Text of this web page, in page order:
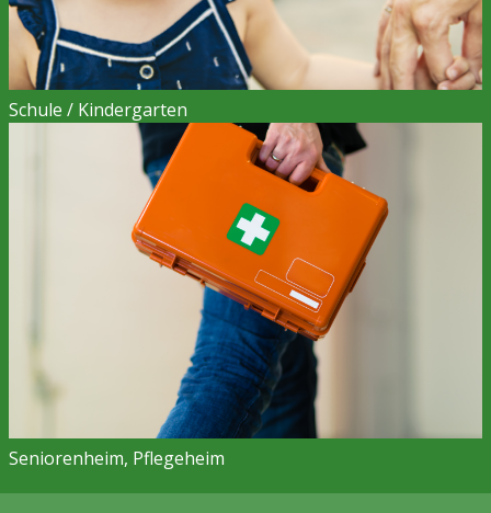
Schule / Kindergarten
Seniorenheim, Pflegeheim